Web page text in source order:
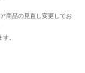
商品の見直し変更してお
。